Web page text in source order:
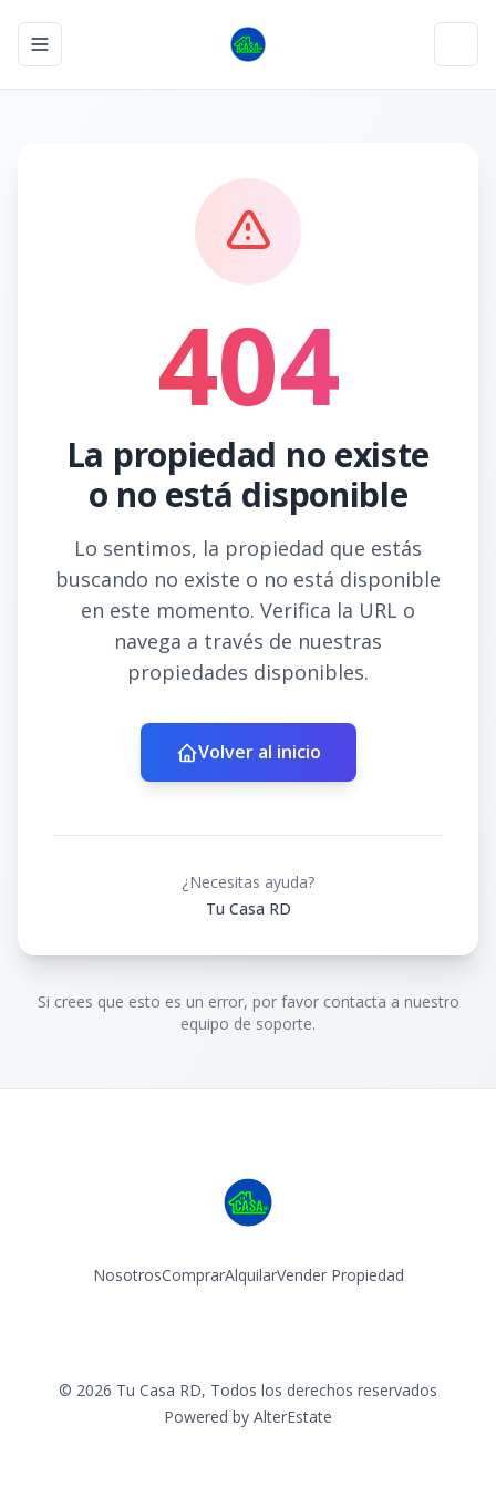
Toggle navigation menu
404
La propiedad no existe
o no está disponible
Lo sentimos, la propiedad que estás
buscando no existe o no está disponible
en este momento. Verifica la URL o
navega a través de nuestras
propiedades disponibles.
Volver al inicio
¿Necesitas ayuda?
Tu Casa RD
Si crees que esto es un error, por favor contacta a nuestro
equipo de soporte.
NosotrosComprarAlquilarVender Propiedad
© 2026 Tu Casa RD, Todos los derechos reservados
Powered by AlterEstate